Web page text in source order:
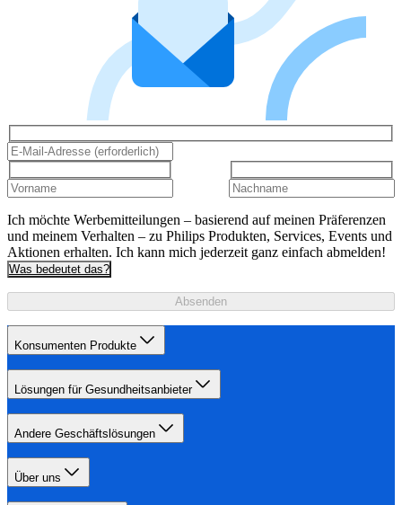
Ich möchte Werbemitteilungen – basierend auf meinen Präferenzen
und meinem Verhalten – zu Philips Produkten, Services, Events und
Aktionen erhalten. Ich kann mich jederzeit ganz einfach abmelden!
Was bedeutet das?
Absenden
Konsumenten Produkte
Lösungen für Gesundheitsanbieter
Andere Geschäftslösungen
Über uns